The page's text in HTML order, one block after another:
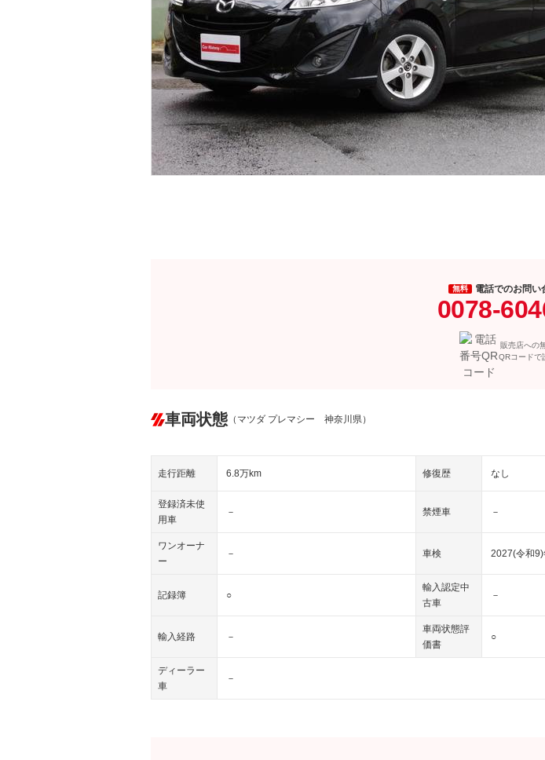
無料 電話でのお問い
0078-
販売店への
QRコードで
車両状態 （マツダ プレマシー 神奈川県）
走行距離 6.8万km 修復歴 なし
登録済未使
用車
－ 禁煙車 －
ワンオーナ
ー
－ 車検 2027(令和9)
記録簿 ○
輸入認定中
古車
－
輸入経路 －
車両状態評
価書
○
ディーラー
車
－